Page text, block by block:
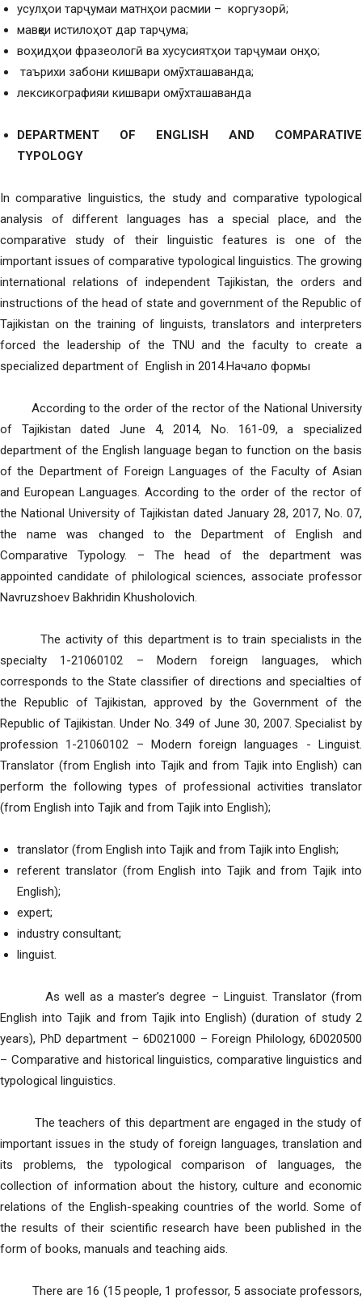
усулҳои тарҷумаи матнҳои расмии – коргузорӣ;
мавқеи истилоҳот дар тарҷума;
воҳидҳои фразеологӣ ва хусусиятҳои тарҷумаи онҳо;
таърихи забони кишвари омӯхташаванда;
лексикографияи кишвари омӯхташаванда
DEPARTMENT OF ENGLISH AND COMPARATIVE
TYPOLOGY
In comparative linguistics, the study and comparative typological
analysis of different languages ​​has a special place, and the
comparative study of their linguistic features is one of the
important issues of comparative typological linguistics. The growing
international relations of independent Tajikistan, the orders and
instructions of the head of state and government of the Republic of
Tajikistan on the training of linguists, translators and interpreters
forced the leadership of the TNU and the faculty to create a
specialized department of English in 2014.Начало формы
According to the order of the rector of the National University
of Tajikistan dated June 4, 2014, No. 161-09, a specialized
department of the English language began to function on the basis
of the Department of Foreign Languages ​​of the Faculty of Asian
and European Languages. According to the order of the rector of
the National University of Tajikistan dated January 28, 2017, No. 07,
the name was changed to the Department of English and
Comparative Typology. – The head of the department was
appointed candidate of philological sciences, associate professor
Navruzshoev Bakhridin Khusholovich.
The activity of this department is to train specialists in the
specialty 1-21060102 – Modern foreign languages, which
corresponds to the State classifier of directions and specialties of
the Republic of Tajikistan, approved by the Government of the
Republic of Tajikistan. Under No. 349 of June 30, 2007. Specialist by
profession 1-21060102 – Modern foreign languages ​​- Linguist.
Translator (from English into Tajik and from Tajik into English) can
perform the following types of professional activities translator
(from English into Tajik and from Tajik into English);
translator (from English into Tajik and from Tajik into English;
referent translator (from English into Tajik and from Tajik into
English);
expert;
industry consultant;
linguist.
As well as a master’s degree – Linguist. Translator (from
English into Tajik and from Tajik into English) (duration of study 2
years), PhD department – 6D021000 – Foreign Philology, 6D020500
– Comparative and historical linguistics, comparative linguistics and
typological linguistics.
The teachers of this department are engaged in the study of
important issues in the study of foreign languages, translation and
its problems, the typological comparison of languages, the
collection of information about the history, culture and economic
relations of the English-speaking countries of the world. Some of
the results of their scientific research have been published in the
form of books, manuals and teaching aids.
There are 16 (15 people, 1 professor, 5 associate professors,